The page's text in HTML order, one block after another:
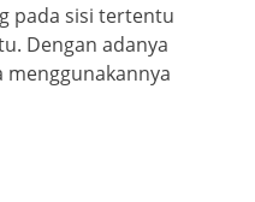
pada sisi tertentu
Dengan adanya